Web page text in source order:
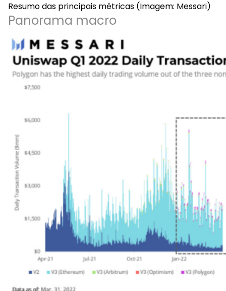
Resumo das principais métricas (Imagem: Messari)
Panorama macro